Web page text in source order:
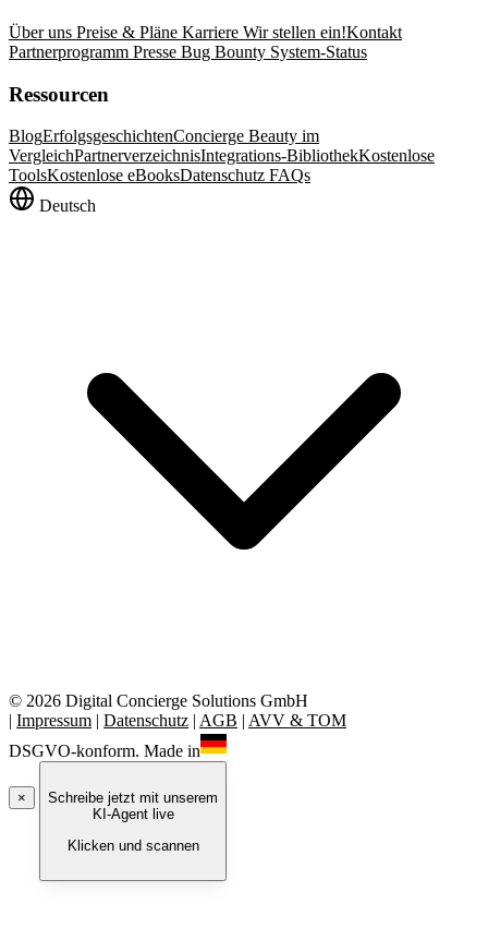
Über uns Preise & Pläne Karriere Wir stellen ein!Kontakt
Partnerprogramm Presse Bug Bounty System-Status
Ressourcen
BlogErfolgsgeschichtenConcierge Beauty im
VergleichPartnerverzeichnisIntegrations-BibliothekKostenlose
ToolsKostenlose eBooksDatenschutz FAQs
Deutsch
© 2026 Digital Concierge Solutions GmbH
| Impressum | Datenschutz | AGB | AVV & TOM
DSGVO-konform. Made in
×
Schreibe jetzt mit unserem
KI-Agent live
Klicken und scannen